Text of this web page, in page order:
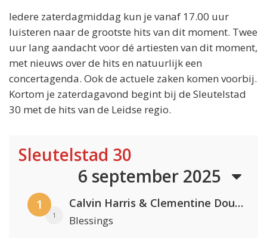
Iedere zaterdagmiddag kun je vanaf 17.00 uur
luisteren naar de grootste hits van dit moment. Twee
uur lang aandacht voor dé artiesten van dit moment,
met nieuws over de hits en natuurlijk een
concertagenda. Ook de actuele zaken komen voorbij.
Kortom je zaterdagavond begint bij de Sleutelstad
30 met de hits van de Leidse regio.
Sleutelstad 30
6 september 2025
1
1
Calvin Harris & Clementine Douglas
Blessings